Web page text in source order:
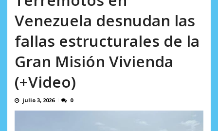
Venezuela desnudan las
fallas estructurales de la
Gran Misión Vivienda
(+Video)
julio 3, 2026 0